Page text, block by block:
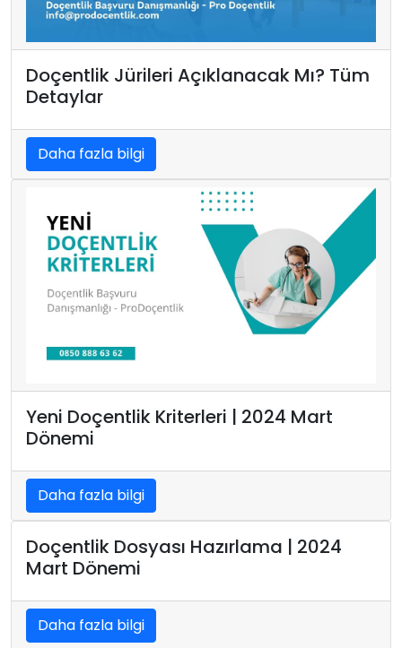
Doçentlik Jürileri Açıklanacak Mı? Tüm
Detaylar
Daha fazla bilgi
Yeni Doçentlik Kriterleri | 2024 Mart
Dönemi
Daha fazla bilgi
Doçentlik Dosyası Hazırlama | 2024
Mart Dönemi
Daha fazla bilgi